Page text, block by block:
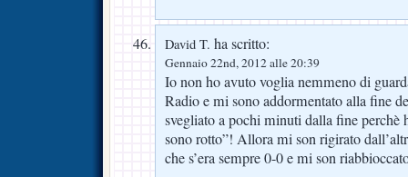
David T. ha scritto:
Gennaio 22nd, 2012 alle 20:39
Io non ho avuto voglia nemmeno di
Radio e mi sono addormentato alla fine
svegliato a pochi minuti dalla fine perchè
sono rotto”! Allora mi son rigirato
che s’era sempre 0-0 e mi son